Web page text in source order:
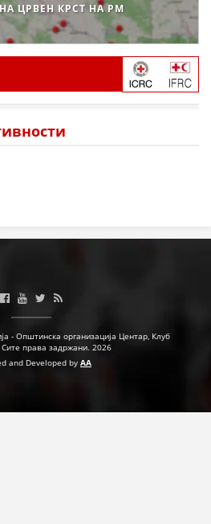
ЦРВЕН КРСТ НА РМ
- Општинска организација Центар, Клуб
права задржани. 2026
and Developed by AA